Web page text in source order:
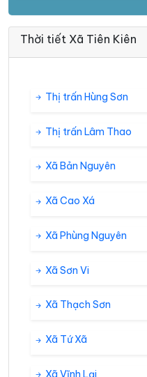
Thời tiết Xã Tiên Kiên
Thị trấn Hùng Sơn
Thị trấn Lâm Thao
Xã Bản Nguyên
Xã Cao Xá
Xã Phùng Nguyên
Xã Sơn Vi
Xã Thạch Sơn
Xã Tứ Xã
Xã Vĩnh Lại